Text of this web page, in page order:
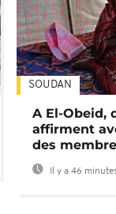
SOUDAN
A El-Obeid,
affirment
des
Il y a 46